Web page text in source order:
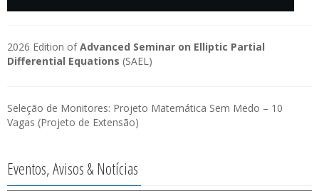
2026 Edition ofAdvanced Seminar on Elliptic Partial
Differential Equations (SAEL)
Seleção de Monitores: Projeto Matemática Sem Medo – 10
Vagas (Projeto de Extensão)
Eventos, Avisos & Notícias